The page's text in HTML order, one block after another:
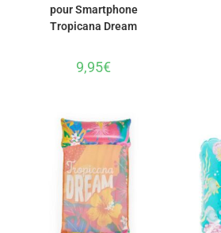
pour Smartphone
Tropicana Dream
9,95€